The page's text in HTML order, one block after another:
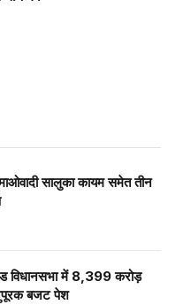
सालुका कायम समेत तीन
विधानसभा में 8,399 करोड़
बजट पेश